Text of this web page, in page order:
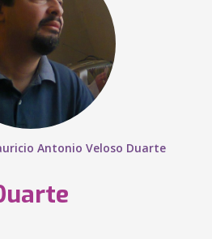
Antonio Veloso Duarte